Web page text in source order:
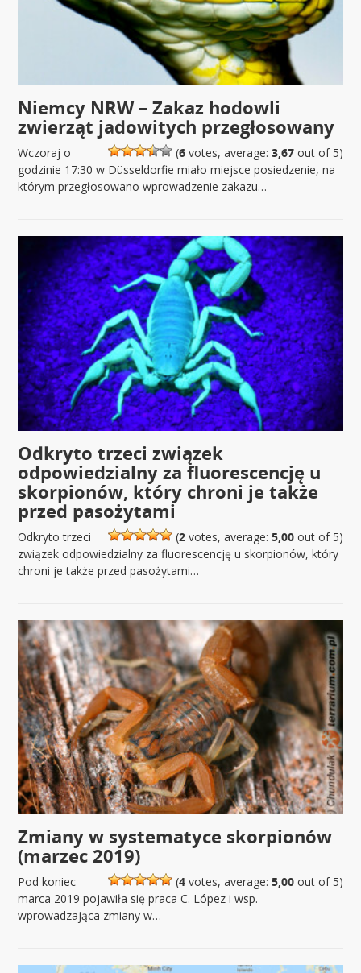
Niemcy NRW – Zakaz hodowli
zwierząt jadowitych przegłosowany
(6votes, average: 3,67out of 5)
Wczoraj o
godzinie 17:30 w Düsseldorfie miało miejsce posiedzenie, na
którym przegłosowano wprowadzenie zakazu…
Odkryto trzeci związek
odpowiedzialny za fluorescencję u
skorpionów, który chroni je także
przed pasożytami
(2votes, average: 5,00out of 5)
Odkryto trzeci
związek odpowiedzialny za fluorescencję u skorpionów, który
chroni je także przed pasożytami…
Zmiany w systematyce skorpionów
(marzec 2019)
(4votes, average: 5,00out of 5)
Pod koniec
marca 2019 pojawiła się praca C. López i wsp.
wprowadzająca zmiany w…